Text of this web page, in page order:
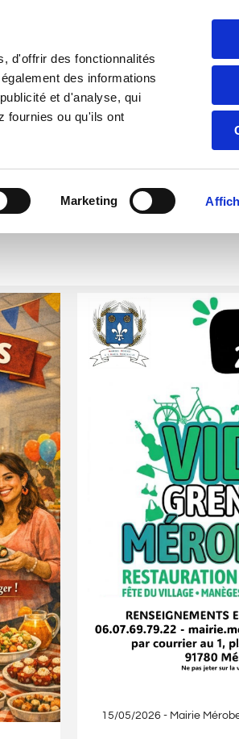
d'offrir des fonctionnalités
des informations
et d'analyse, qui
fournies ou qu'ils ont
Marketing
la
15/05/2026 - Mairie